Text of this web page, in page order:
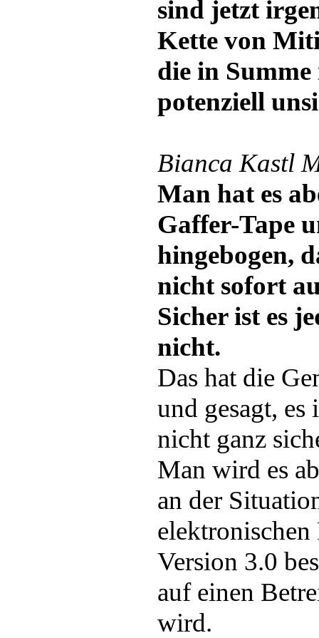
sind jetzt
Kette von
die in
potenziell
Bianca Kastl
Man hat es
Gaffer-Tape
hingebogen,
nicht sofort
Sicher ist es
nicht.
Das hat die
und gesagt, es
nicht ganz
Man wird es
an der
elektronischen
Version 3.0
auf einen
wird.